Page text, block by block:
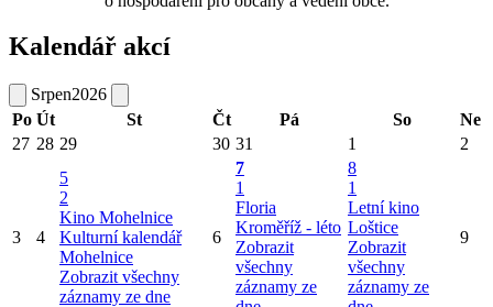
Kalendář akcí
Srpen2026
Po Út St Čt Pá So
Ne
27 28 29 30 31 1 2
3 4
5
2
Kino Mohelnice
Kulturní kalendář
Mohelnice
Zobrazit všechny
záznamy ze dne
6
7
1
Floria
Kroměříž - léto
Zobrazit
všechny
záznamy ze
8
1
Letní kino
Loštice
Zobrazit
všechny
záznamy ze
9